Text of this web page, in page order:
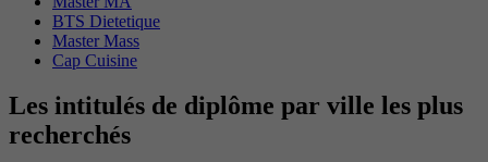
BTS Dietetique
Master Mass
Cap Cuisine
Les intitulés de diplôme par ville les plus
recherchés